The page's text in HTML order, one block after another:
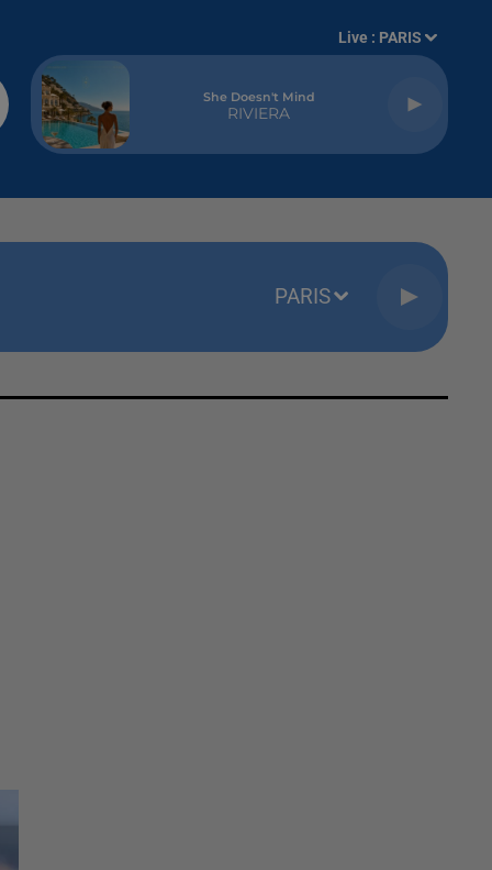
Live : PARIS
She Doesn't Mind
RIVIERA
PARIS